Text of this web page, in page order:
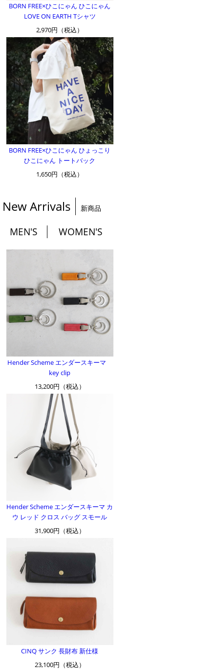
BORN FREE×ひこにゃん ひこにゃん
LOVE ON EARTH Tシャツ
2,970円（税込）
BORN FREE×ひこにゃん ひょっこり
ひこにゃん トートバック
1,650円（税込）
New Arrivals 新商品
MEN'S WOMEN'S
Hender Scheme エンダースキーマ
key clip
13,200円（税込）
Hender Scheme エンダースキーマ カ
ウ レッド クロス バッグ スモール
31,900円（税込）
CINQ サンク 長財布 新仕様
23,100円（税込）